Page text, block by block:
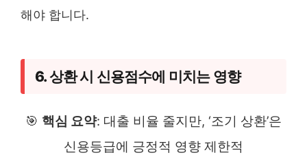
해야 합니다.
6. 상환 시 신용점수에 미치는 영향
🎯 핵심 요약: 대출 비율 줄지만, ‘조기 상환’은
신용등급에 긍정적 영향 제한적